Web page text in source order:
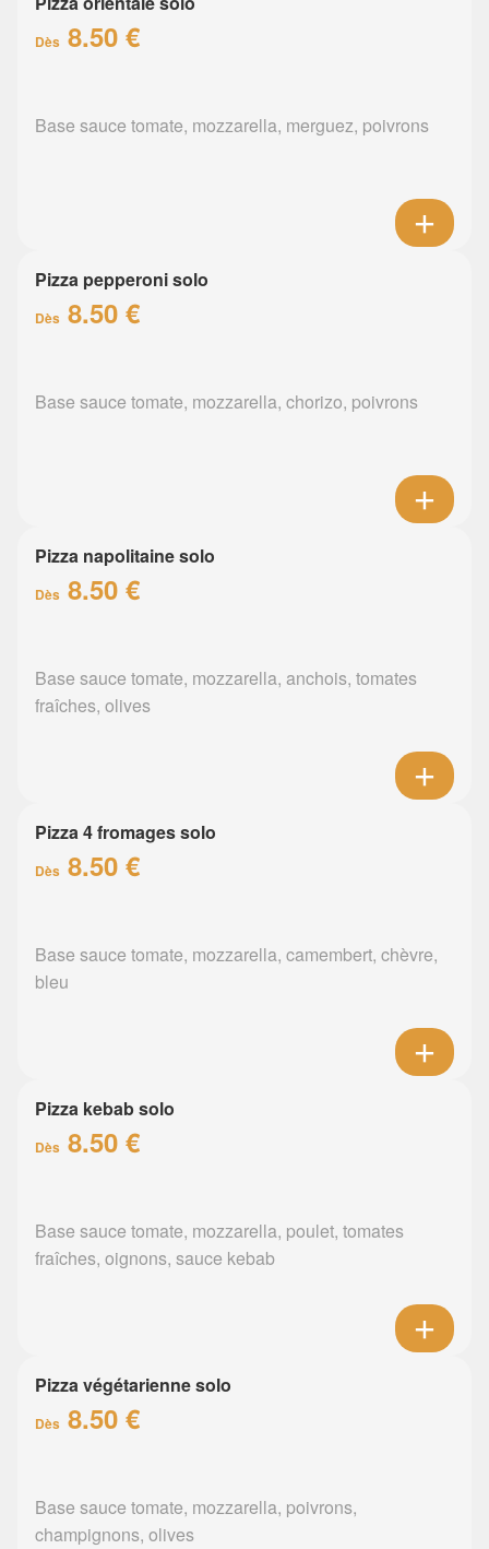
Dès 8.50 €
Base sauce tomate, mozzarella, merguez, poivrons
Pizza pepperoni solo
Dès 8.50 €
Base sauce tomate, mozzarella, chorizo, poivrons
Pizza napolitaine solo
Dès 8.50 €
Base sauce tomate, mozzarella, anchois, tomates
fraîches, olives
Pizza 4 fromages solo
Dès 8.50 €
Base sauce tomate, mozzarella, camembert, chèvre,
bleu
Pizza kebab solo
Dès 8.50 €
Base sauce tomate, mozzarella, poulet, tomates
fraîches, oignons, sauce kebab
Pizza végétarienne solo
Dès 8.50 €
Base sauce tomate, mozzarella, poivrons,
champignons, olives